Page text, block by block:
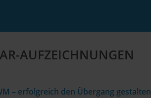
AUFZEICHNUNGEN
– erfolgreich den Übergang gestalten